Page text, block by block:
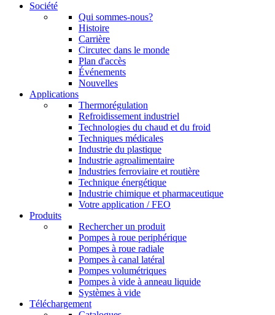
Société
Qui sommes-nous?
Histoire
Carrière
Circutec dans le monde
Plan d'accès
Événements
Nouvelles
Applications
Thermorégulation
Refroidissement industriel
Technologies du chaud et du froid
Techniques médicales
Industrie du plastique
Industrie agroalimentaire
Industries ferroviaire et routière
Technique énergétique
Industrie chimique et pharmaceutique
Votre application / FEO
Produits
Rechercher un produit
Pompes à roue periphérique
Pompes à roue radiale
Pompes à canal latéral
Pompes volumétriques
Pompes à vide à anneau liquide
Systèmes à vide
Téléchargement